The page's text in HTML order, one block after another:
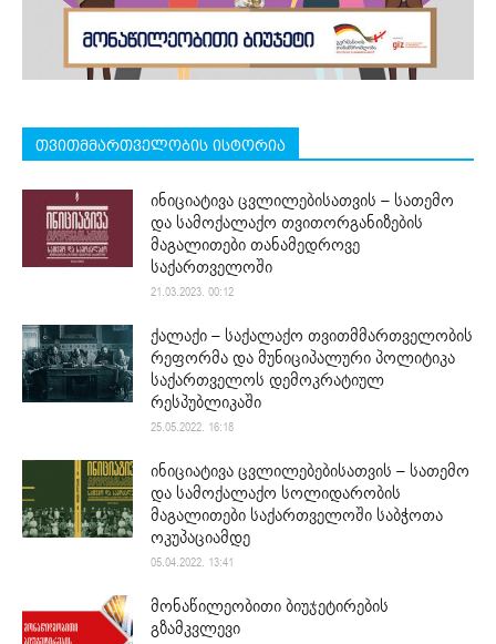
თვითმმართველობის ისტორია
ინიციატივა ცვლილებისათვის – სათემო
და სამოქალაქო თვითორგანიზების
მაგალითები თანამედროვე
საქართველოში
21.03.2023. 00:12
ქალაქი – საქალაქო თვითმმართველობის
რეფორმა და მუნიციპალური პოლიტიკა
საქართველოს დემოკრატიულ
რესპუბლიკაში
25.05.2022. 16:18
ინიციატივა ცვლილებებისათვის – სათემო
და სამოქალაქო სოლიდარობის
მაგალითები საქართველოში საბჭოთა
ოკუპაციამდე
05.04.2022. 13:41
მონაწილეობითი ბიუჯეტირების
გზამკვლევი